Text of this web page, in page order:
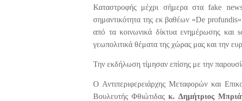
Καταστροφής μέχρι σήμερα στα fake
σημαντικότητα της εκ βαθέων «De
από τα κοινωνικά δίκτυα ενημέρωσης
γεωπολιτικά θέματα της χώρας μας και την
Την εκδήλωση τίμησαν επίσης με την
Ο Αντιπεριφερειάρχης Μεταφορών και
Βουλευτής Φθιώτιδαςκ. Δημήτριος